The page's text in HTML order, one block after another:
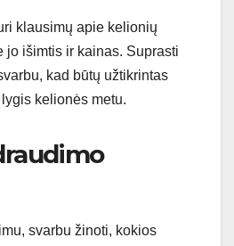
klausimų apie kelionių
jo išimtis ir kainas. Suprasti
kad būtų užtikrintas
kelionės metu.
svarbu žinoti, kokios